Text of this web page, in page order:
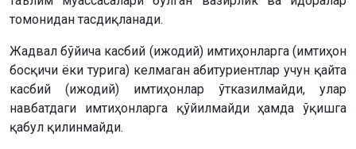
томонидан тасдиқланади.
Жадвал бўйича касбий (ижодий) имтиҳонларга (имтиҳон
босқичи ёки турига) келмаган абитуриентлар учун қайта
касбий (ижодий) имтиҳонлар ўтказилмайди, улар
навбатдаги имтиҳонларга қўйилмайди ҳамда ўқишга
қабул қилинмайди.